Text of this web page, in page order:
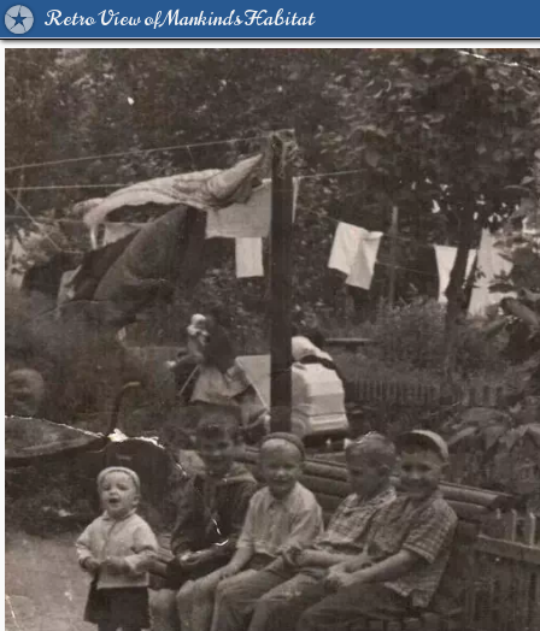
Retro View of Mankind's Habitat